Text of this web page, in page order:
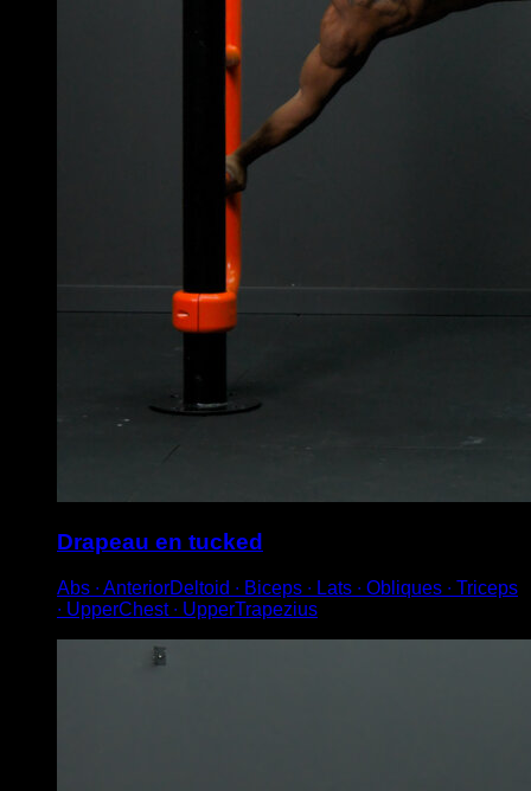
Drapeau en tucked
Abs ∙ AnteriorDeltoid ∙ Biceps ∙ Lats ∙ Obliques ∙ Triceps
∙ UpperChest ∙ UpperTrapezius